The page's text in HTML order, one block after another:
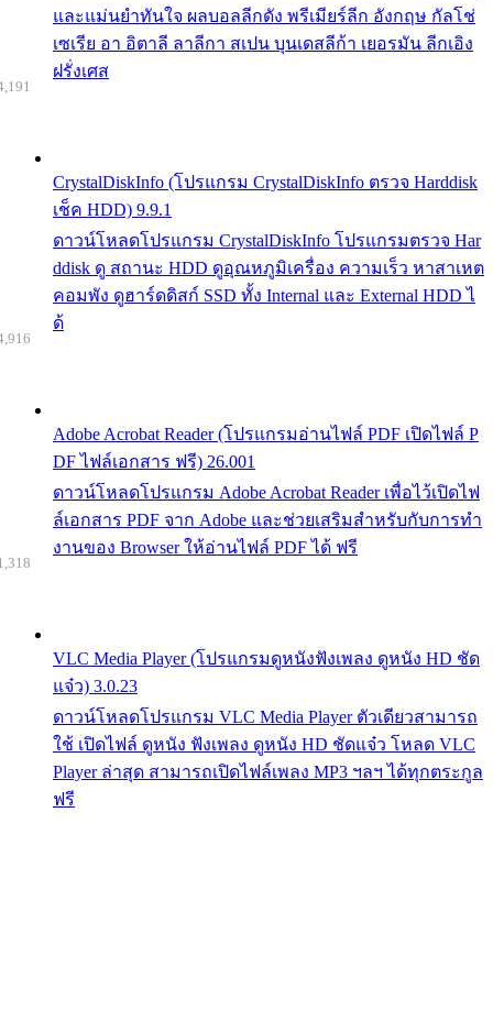
และแม่นยำทันใจ ผลบอลลีกดัง พรีเมียร์ลีก อังกฤษ กัลโช่
เซเรีย อา อิตาลี ลาลีกา สเปน บุนเดสลีก้า เยอรมัน ลีกเอิง
ฝรั่งเศส
CrystalDiskInfo (โปรแกรม CrystalDiskInfo ตรวจ Harddisk
เช็ค HDD) 9.9.1
ดาวน์โหลดโปรแกรม CrystalDiskInfo โปรแกรมตรวจ Har
ddisk ดู สถานะ HDD ดูอุณหภูมิเครื่อง ความเร็ว หาสาเหต
คอมพัง ดูฮาร์ดดิสก์ SSD ทั้ง Internal และ External HDD ไ
ด้
Adobe Acrobat Reader (โปรแกรมอ่านไฟล์ PDF เปิดไฟล์ P
DF ไฟล์เอกสาร ฟรี) 26.001
ดาวน์โหลดโปรแกรม Adobe Acrobat Reader เพื่อไว้เปิดไฟ
ล์เอกสาร PDF จาก Adobe และช่วยเสริมสำหรับกับการทำ
งานของ Browser ให้อ่านไฟล์ PDF ได้ ฟรี
VLC Media Player (โปรแกรมดูหนังฟังเพลง ดูหนัง HD ชัด
แจ๋ว) 3.0.23
ดาวน์โหลดโปรแกรม VLC Media Player ตัวเดียวสามารถ
ใช้ เปิดไฟล์ ดูหนัง ฟังเพลง ดูหนัง HD ชัดแจ๋ว โหลด VLC
Player ล่าสุด สามารถเปิดไฟล์เพลง MP3 ฯลฯ ได้ทุกตระกูล
ฟรี